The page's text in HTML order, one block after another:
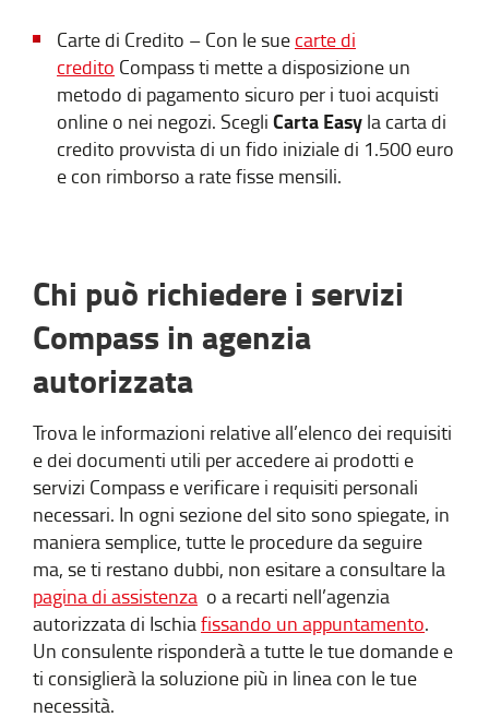
Carte di Credito – Con le sue carte di
credito Compass ti mette a disposizione un
metodo di pagamento sicuro per i tuoi acquisti
online o nei negozi. Scegli Carta Easy la carta di
credito provvista di un fido iniziale di 1.500 euro
e con rimborso a rate fisse mensili.
Chi può richiedere i servizi
Compass in agenzia
autorizzata
Trova le informazioni relative all’elenco dei requisiti
e dei documenti utili per accedere ai prodotti e
servizi Compass e verificare i requisiti personali
necessari. In ogni sezione del sito sono spiegate, in
maniera semplice, tutte le procedure da seguire
ma, se ti restano dubbi, non esitare a consultare la
pagina di assistenza o a recarti nell’agenzia
autorizzata di Ischiafissando un appuntamento.
Un consulente risponderà a tutte le tue domande e
ti consiglierà la soluzione più in linea con le tue
necessità.